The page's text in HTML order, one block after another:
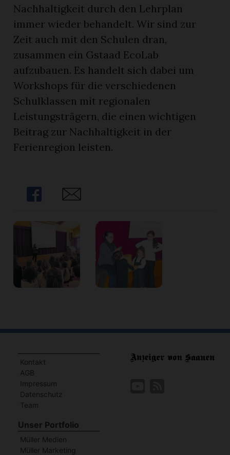
Nachhaltigkeit durch den Lehrplan
immer wieder behandelt. Wir sind zur
Zeit auch mit den Schulen dran,
zusammen ein Gstaad EcoLab
aufzubauen. Es handelt sich dabei um
Workshops für die verschiedenen
Schulklassen mit regionalen
Leistungsträgern, die einen wichtigen
Beitrag zur Nachhaltigkeit in der
Ferienregion leisten.
Share Share
Kontakt
AGB
Impressum
Datenschutz
Team
Unser Portfolio
Müller Medien
Müller Marketing